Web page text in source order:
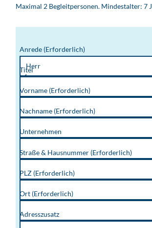
Maximal 2 Begleitpersonen. Mindestalter: 7
Anrede (Erforderlich)
Titel
Vorname (Erforderlich)
Nachname (Erforderlich)
Unternehmen
Straße & Hausnummer (Erforderlich)
PLZ (Erforderlich)
Ort (Erforderlich)
Adresszusatz